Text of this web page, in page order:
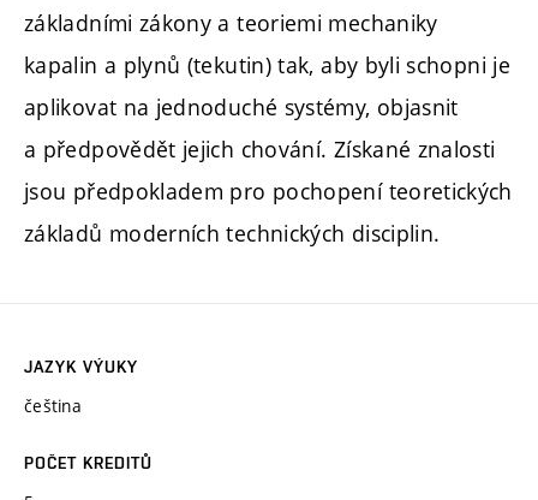
základními zákony a teoriemi mechaniky
kapalin a plynů (tekutin) tak, aby byli schopni je
aplikovat na jednoduché systémy, objasnit
a předpovědět jejich chování. Získané znalosti
jsou předpokladem pro pochopení teoretických
základů moderních technických disciplin.
JAZYK VÝUKY
čeština
POČET KREDITŮ